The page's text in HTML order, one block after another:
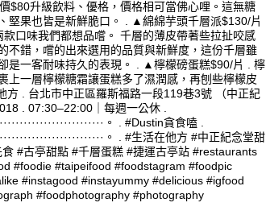
$80升級飲料、優格，價格相可當佛心哩。這無糖
堅果也皆是新鮮脆口。 . ▲綿綿芋頭千層派$130/片
款口味我們都想品嚐。 千層的薄皮帶著些拉扯咬感
不錯，嚐的出來選用的品質與新鮮度，這份千層雖
是一客耐味持久的表現。 . ▲檸檬磅蛋糕$90/片 . 檸
上一層檸檬糖霜讓蛋糕多了濕潤感，再刨些檸檬皮
方 . 台北市中正區羅斯福路一段119巷3號 （中正紀
. 07:30–22:00｜每週一公休 .
。 . #Dustin貪食嗑 .
。 . #生活在他方 #中正紀念堂甜
#古亭甜點 #千層蛋糕 #捷運古亭站 #restaurants
#foodie #taipeifood #foodstagram #foodpic
#instagood #instayummy #delicious #igfood
#foodphotography #photography